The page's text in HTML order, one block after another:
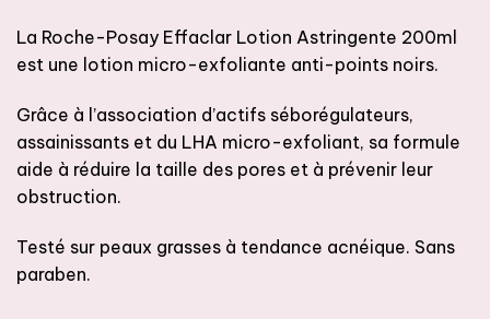
La Roche-Posay Effaclar Lotion Astringente 200ml
est une lotion micro-exfoliante anti-points noirs.
Grâce à l’association d’actifs séborégulateurs,
assainissants et du LHA micro-exfoliant, sa formule
aide à réduire la taille des pores et à prévenir leur
obstruction.
Testé sur peaux grasses à tendance acnéique. Sans
paraben.